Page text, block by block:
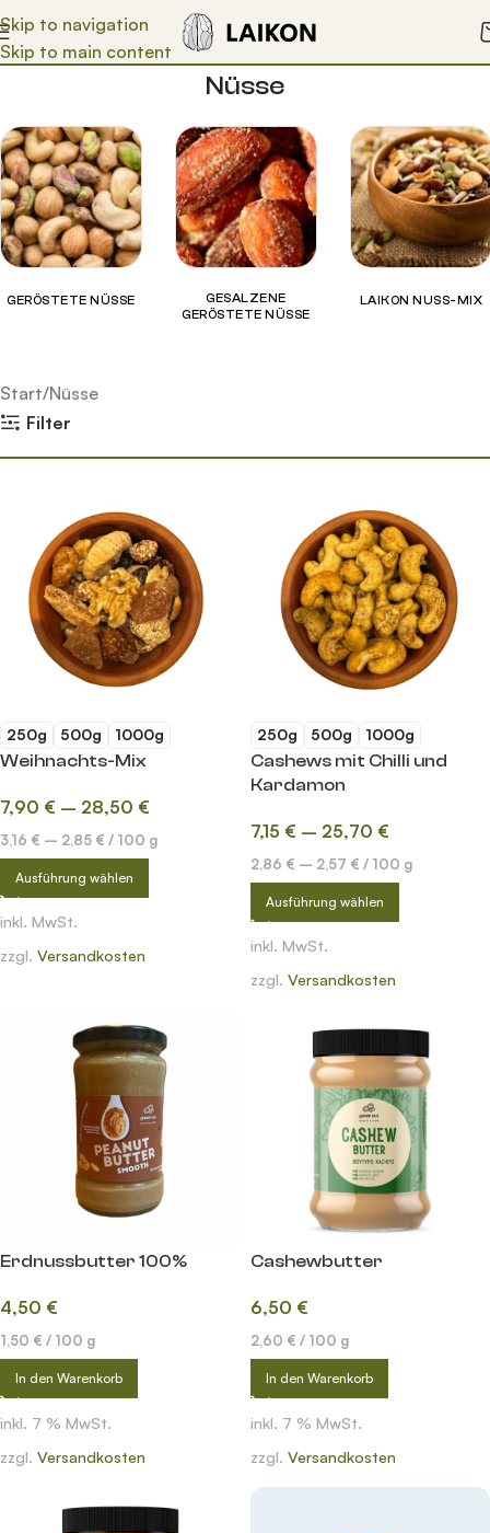
Skip to navigation
Skip to main content
Nüsse
GERÖSTETE NÜSSE
GESALZENE
GERÖSTETE NÜSSE
LAIKON NUSS-MIX
Start Nüsse
Filter
250g 500g 1000g
Weihnachts-Mix
7,90 € – 28,50 €
3,16 € – 2,85 € / 100 g
Ausführung wählen
inkl. MwSt.
zzgl. Versandkosten
250g 500g 1000g
Cashews mit Chilli und
Kardamon
7,15 € – 25,70 €
2,86 € – 2,57 € / 100 g
Ausführung wählen
inkl. MwSt.
zzgl. Versandkosten
Erdnussbutter 100%
4,50 €
1,50 € / 100 g
In den Warenkorb
inkl. 7 % MwSt.
zzgl. Versandkosten
Cashewbutter
6,50 €
2,60 € / 100 g
In den Warenkorb
inkl. 7 % MwSt.
zzgl. Versandkosten